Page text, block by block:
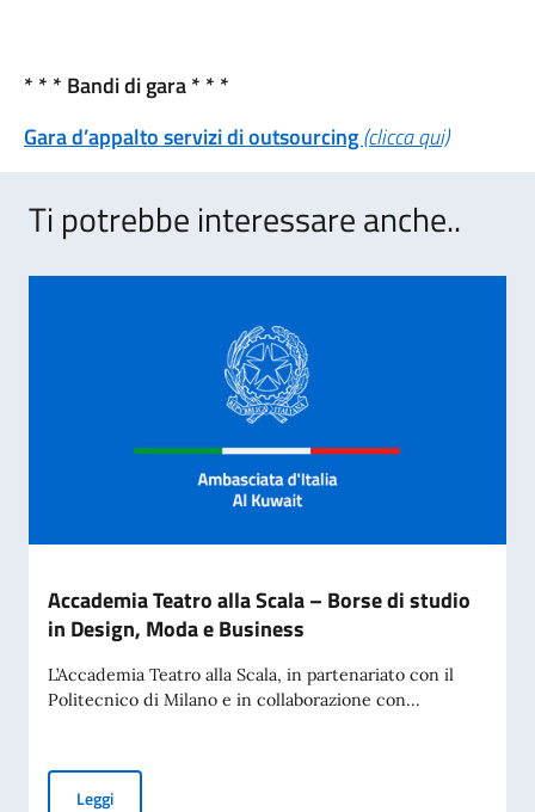
* * * Bandi di gara * * *
Gara d’appalto servizi di outsourcing(clicca qui)
Ti potrebbe interessare anche..
Accademia Teatro alla Scala – Borse di studio
in Design, Moda e Business
L’Accademia Teatro alla Scala, in partenariato con il
Politecnico di Milano e in collaborazione con...
LeggiAccademia Teatro alla Scala – Borse di studio in Design,